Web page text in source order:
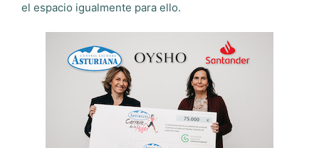
el espacio igualmente para ello.